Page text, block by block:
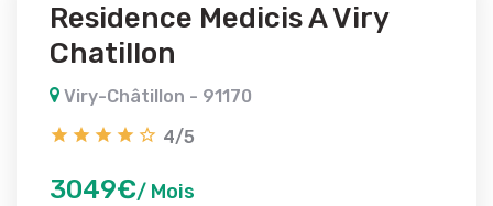
Residence Medicis A Viry
Chatillon
Viry-Châtillon - 91170
4/5
3049€/ Mois